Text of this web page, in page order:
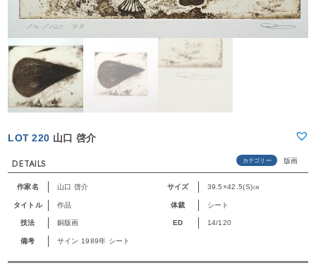
LOT 220 山口 啓介
DETAILS カテゴリー 版画
作家名 山口 啓介 サイズ 39.5×42.5(S)㎝
タイトル 作品 体裁 シート
技法 銅版画 ED 14/120
備考 サイン 1989年 シート